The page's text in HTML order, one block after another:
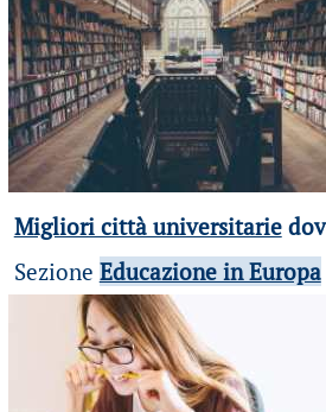
Migliori città universitarie
Sezione Educazione in Europa